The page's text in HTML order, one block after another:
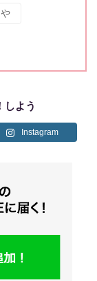
しよう
Instagram